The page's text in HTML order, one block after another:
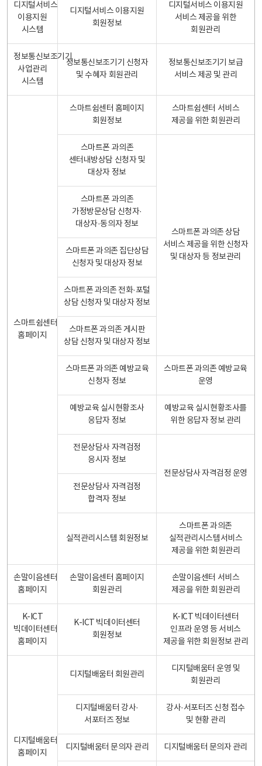
디지털서비스
이용지원
시스템
디지털서비스 이용지원
회원정보
디지털서비스 이용지원
서비스 제공을 위한
회원관리
정보통신보조기기
사업관리
시스템
정보통신보조기기 신청자
및 수혜자 회원관리
정보통신보조기기 보급
서비스 제공 및 관리
스마트쉼센터
홈페이지
스마트쉼센터 홈페이지
회원정보
스마트쉼센터 서비스
제공을 위한 회원관리
스마트폰 과의존
센터내방상담 신청자 및
대상자 정보
스마트폰 과의존 상담
서비스 제공을 위한 신청자
및 대상자 등 정보관리
스마트폰 과의존
가정방문상담 신청자·
대상자·동의자 정보
스마트폰 과의존 집단상담
신청자 및 대상자 정보
스마트폰 과의존 전화·포털
상담 신청자 및 대상자 정보
스마트폰 과의존 게시판
상담 신청자 및 대상자 정보
스마트폰 과의존 예방교육
신청자 정보
스마트폰 과의존 예방교육
운영
예방교육 실시현황조사
응답자 정보
예방교육 실시현황조사를
위한 응답자 정보 관리
전문상담사 자격검정
응시자 정보
전문상담사 자격검정 운영
전문상담사 자격검정
합격자 정보
실적관리시스템 회원정보
스마트폰 과의존
실적관리시스템서비스
제공을 위한 회원관리
손말이음센터
홈페이지
손말이음센터 홈페이지
회원관리
손말이음센터 서비스
제공을 위한 회원관리
K-ICT
빅데이터센터
홈페이지
K-ICT 빅데이터센터
회원정보
K-ICT 빅데이터센터
인프라 운영 등 서비스
제공을 위한 회원정보 관리
디지털배움터
홈페이지
디지털배움터 회원관리
디지털배움터 운영 및
회원관리
디지털배움터 강사·
서포터즈 정보
강사·서포터즈 신청 접수
및 현황 관리
디지털배움터 문의자 관리 디지털배움터 문의자 관리